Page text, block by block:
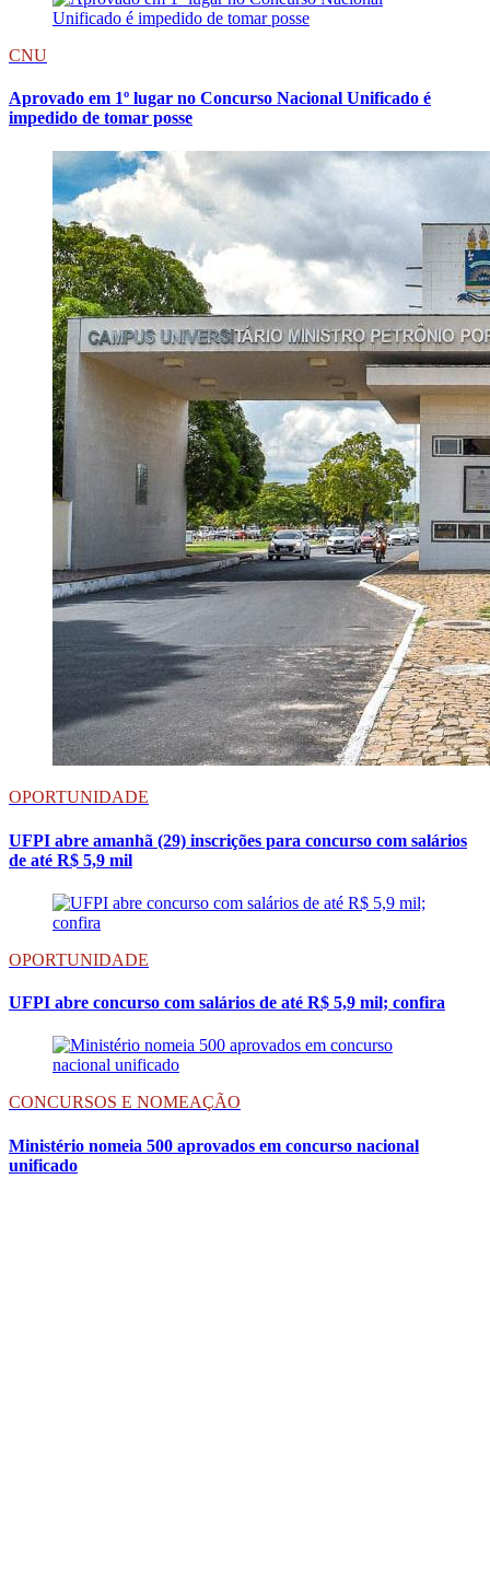
CNU
Aprovado em 1º lugar no Concurso Nacional Unificado é
impedido de tomar posse
OPORTUNIDADE
UFPI abre amanhã (29) inscrições para concurso com salários
de até R$ 5,9 mil
OPORTUNIDADE
UFPI abre concurso com salários de até R$ 5,9 mil; confira
CONCURSOS E NOMEAÇÃO
Ministério nomeia 500 aprovados em concurso nacional
unificado